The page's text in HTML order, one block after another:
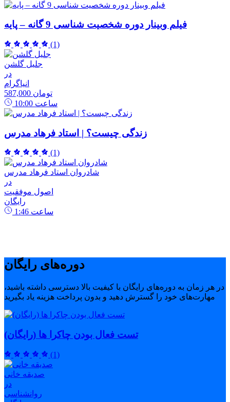
فیلم وبینار دوره شخصیت شناسی 9 گانه – پایه
(1)
جلیل گلشن
در
انیاگرام
587,000 تومان
10:00 ساعت
زندگی چیست؟ | استاد فرهاد مدرس
(1)
شادروان استاد فرهاد مدرس
در
اصول موفقیت
رایگان
1:46 ساعت
دوره‌های رایگان
در هر زمان به دوره‌های رایگان با کیفیت بالا دسترسی داشته باشید،
مهارت‌های خود را گسترش دهید و بدون پرداخت هزینه یاد بگیرید
تست فعال بودن چاکرا ها (رایگان)
(1)
صدیقه خانی
در
روانشناسی